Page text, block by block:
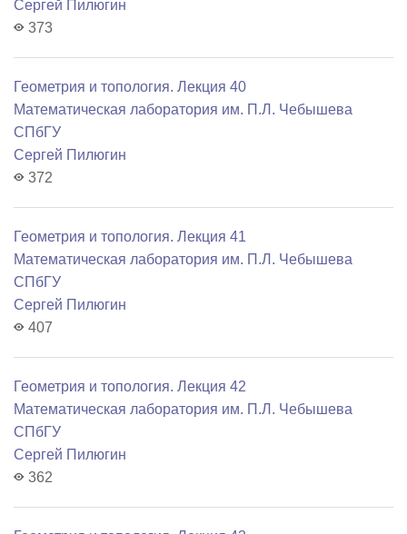
Сергей Пилюгин
373
Геометрия и топология. Лекция 40
Математичеcкая лаборатория им. П.Л. Чебышева
СПбГУ
Сергей Пилюгин
372
Геометрия и топология. Лекция 41
Математичеcкая лаборатория им. П.Л. Чебышева
СПбГУ
Сергей Пилюгин
407
Геометрия и топология. Лекция 42
Математичеcкая лаборатория им. П.Л. Чебышева
СПбГУ
Сергей Пилюгин
362